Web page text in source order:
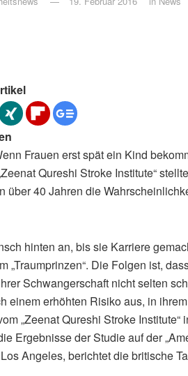
Frauen erst spät ein Kind
Qureshi Stroke Institute“
über 40 Jahren die
hinten an, bis sie Karriere
Die Folgen ist,
Schwangerschaft nicht selten
einem erhöhten Risiko aus, in
„Zeenat Qureshi Stroke Institute“
Ergebnisse der Studie auf der
Angeles, berichtet die britische